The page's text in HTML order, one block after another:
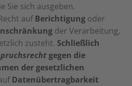
Sie sich ausgeben.
aufBerichtigung oder
der Verarbeitung,
zusteht. Schließlich
gegen die
der gesetzlichen
Datenübertragbarkeit